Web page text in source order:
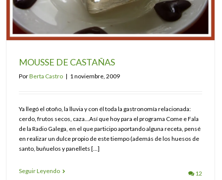
MOUSSE DE CASTAÑAS
PorBerta Castro | 1 noviembre, 2009
Ya llegó el otoño, la lluvia y con él toda la gastronomía relacionada:
cerdo, frutos secos, caza…Así que hoy para el programa Come e Fala
de la Radio Galega, en el que participo aportando alguna receta, pensé
en realizar un dulce propio de este tiempo (además de los huesos de
santo, buñuelos y panellets […]
Seguir Leyendo 12